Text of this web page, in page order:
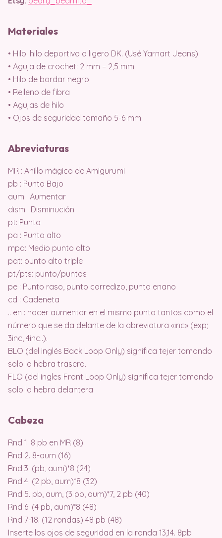
Materiales
• Hilo: hilo deportivo o ligero DK. (Usé Yarnart Jeans)
• Aguja de crochet: 2 mm – 2,5 mm
• Hilo de bordar negro
• Relleno de fibra
• Agujas de hilo
• Ojos de seguridad tamaño 5-6 mm
Abreviaturas
MR : Anillo mágico de Amigurumi
pb : Punto Bajo
aum : Aumentar
dism : Disminución
pt: Punto
pa : Punto alto
mpa: Medio punto alto
pat: punto alto triple
pt/pts: punto/puntos
pe : Punto raso, punto corredizo, punto enano
cd : Cadeneta
.. en : hacer aumentar en el mismo punto tantos como el
número que se da delante de la abreviatura «inc» (exp;
3inc, 4inc..).
BLO (del inglés Back Loop Only) significa tejer tomando
solo la hebra trasera.
FLO (del ingles Front Loop Only) significa tejer tomando
solo la hebra delantera
Cabeza
Rnd 1. 8 pb en MR (8)
Rnd 2. 8-aum (16)
Rnd 3. (pb, aum)*8 (24)
Rnd 4. (2 pb, aum)*8 (32)
Rnd 5. pb, aum, (3 pb, aum)*7, 2 pb (40)
Rnd 6. (4 pb, aum)*8 (48)
Rnd 7-18. (12 rondas) 48 pb (48)
Inserte los ojos de seguridad en la ronda 13,14. 8pb